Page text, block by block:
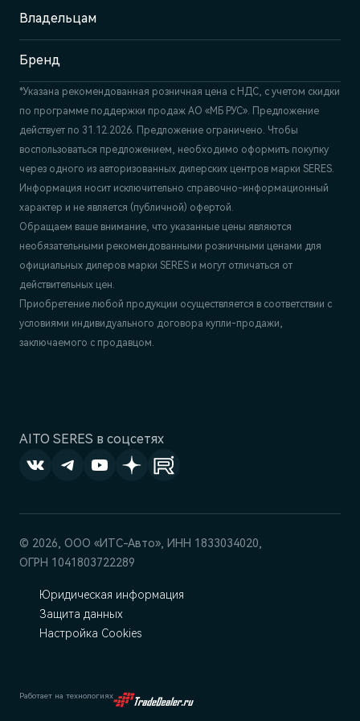
AITO SERES в соцсетях
Владельцам
Бренд
*Указана рекомендованная розничная цена c НДС, с учетом скидки
по программе поддержки продаж АО «МБ РУС». Предложение
действует по 31.12.2026. Предложение ограничено. Чтобы
воспользоваться предложением, необходимо оформить покупку
через одного из авторизованных дилерских центров марки SERES.
Информация носит исключительно справочно-информационный
характер и не является (публичной) офертой.
Обращаем ваше внимание, что указанные цены являются
необязательными рекомендованными розничными ценами для
официальных дилеров марки SERES и могут отличаться от
действительных цен.
Приобретение любой продукции осуществляется в соответствии с
условиями индивидуального договора купли-продажи,
заключаемого с продавцом.
© 2026, ООО «‎ИТС-Авто»‎, ИНН 1833034020,
ОГРН 1041803722289
Юридическая информация
Защита данных
Настройка Cookies
Работает на технологиях